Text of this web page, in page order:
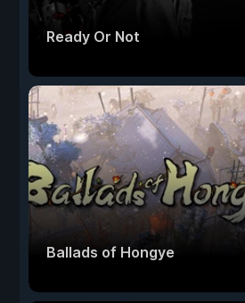
Ready Or Not
Ballads of Hongye